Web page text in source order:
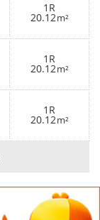
1R
20.12m²
1R
20.12m²
1R
20.12m²